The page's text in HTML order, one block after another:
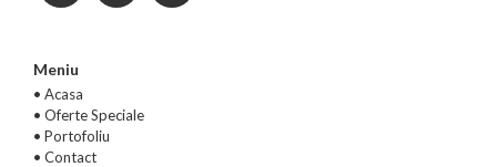
Meniu
• Acasa
• Oferte Speciale
• Portofoliu
• Contact